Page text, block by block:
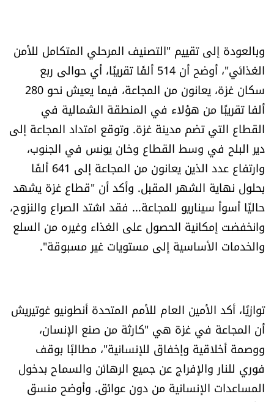
وبالعودة إلى تقييم "التصنيف المرحلي المتكامل للأمن
الغذائي"، أوضح أن 514 ألفًا تقريبًا، أي حوالى ربع
سكان غزة، يعانون من المجاعة، فيما يعيش نحو 280
ألفا تقريبًا من هؤلاء في المنطقة الشمالية في
القطاع التي تضم مدينة غزة. وتوقع امتداد المجاعة إلى
دير البلح في وسط القطاع وخان يونس في الجنوب،
وارتفاع عدد الذين يعانون من المجاعة إلى 641 ألفًا
بحلول نهاية الشهر المقبل. وأكد أن "قطاع غزة يشهد
حاليًا أسوأ سيناريو للمجاعة... فقد اشتد الصراع والنزوح،
وانخفضت إمكانية الحصول على الغذاء وغيره من السلع
والخدمات الأساسية إلى مستويات غير مسبوقة".
توازيًا، أكد الأمين العام للأمم المتحدة أنطونيو غوتيريش
أن المجاعة في غزة هي "كارثة من صنع الإنسان،
ووصمة أخلاقية وإخفاق للإنسانية"، مطالبًا بوقف
فوري للنار والإفراج عن جميع الرهائن والسماح بدخول
المساعدات الإنسانية من دون عوائق. وأوضح منسق